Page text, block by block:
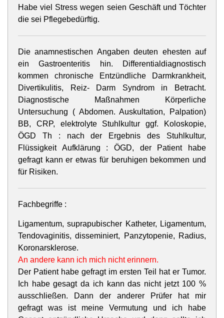
Habe viel Stress wegen seien Geschäft und Töchter
die sei Pflegebedürftig.
Die anamnestischen Angaben deuten ehesten auf
ein Gastroenteritis hin. Differentialdiagnostisch
kommen chronische Entzündliche Darmkrankheit,
Divertikulitis, Reiz- Darm Syndrom in Betracht.
Diagnostische Maßnahmen Körperliche
Untersuchung ( Abdomen. Auskultation, Palpation)
BB, CRP, elektrolyte Stuhlkultur ggf. Koloskopie,
ÖGD Th : nach der Ergebnis des Stuhlkultur,
Flüssigkeit Aufklärung : ÖGD, der Patient habe
gefragt kann er etwas für beruhigen bekommen und
für Risiken.
Fachbegriffe :
Ligamentum, suprapubischer Katheter, Ligamentum,
Tendovaginitis, disseminiert, Panzytopenie, Radius,
Koronarsklerose.
An andere kann ich mich nicht erinnern.
Der Patient habe gefragt im ersten Teil hat er Tumor.
Ich habe gesagt da ich kann das nicht jetzt 100 %
ausschließen. Dann der anderer Prüfer hat mir
gefragt was ist meine Vermutung und ich habe